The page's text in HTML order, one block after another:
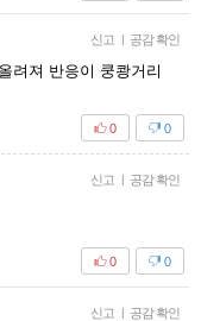
신고 | 공감 확인
려져 반응이 쿵쾅거리
0
0
신고 | 공감 확인
0
0
신고 | 공감 확인